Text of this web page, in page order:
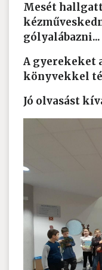
Mesét
A gyerekeket
könyvekkel
Jó olvasást